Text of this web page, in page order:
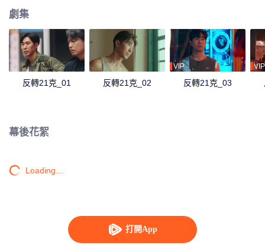
打開App
劇集
反轉21克_01 反轉21克_02
VIP
反轉21克_03
VIP
幕後花絮
Loading…